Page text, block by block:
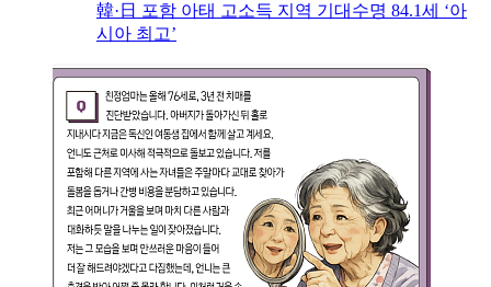
韓·日 포함 아태 고소득 지역 기대수명 84.1세 ‘아
시아 최고’